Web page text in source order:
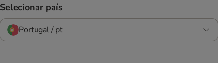
Selecionar país
Portugal / pt